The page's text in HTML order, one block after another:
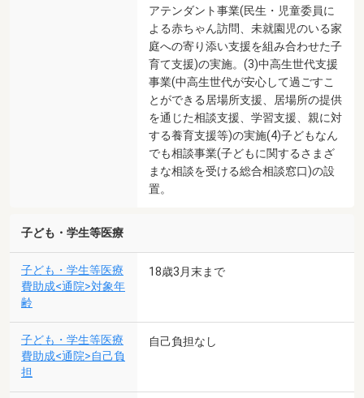
アテンダント事業(民生・児童委員に
よる赤ちゃん訪問、未就園児のいる家
庭への寄り添い支援を組み合わせた子
育て支援)の実施。(3)中高生世代支援
事業(中高生世代が安心して過ごすこ
とができる居場所支援、居場所の提供
を通じた相談支援、学習支援、親に対
する養育支援等)の実施(4)子どもなん
でも相談事業(子どもに関するさまざ
まな相談を受ける総合相談窓口)の設
置。
子ども・学生等医療
子ども・学生等医療
費助成<通院>対象年
齢
18歳3月末まで
子ども・学生等医療
費助成<通院>自己負
担
自己負担なし